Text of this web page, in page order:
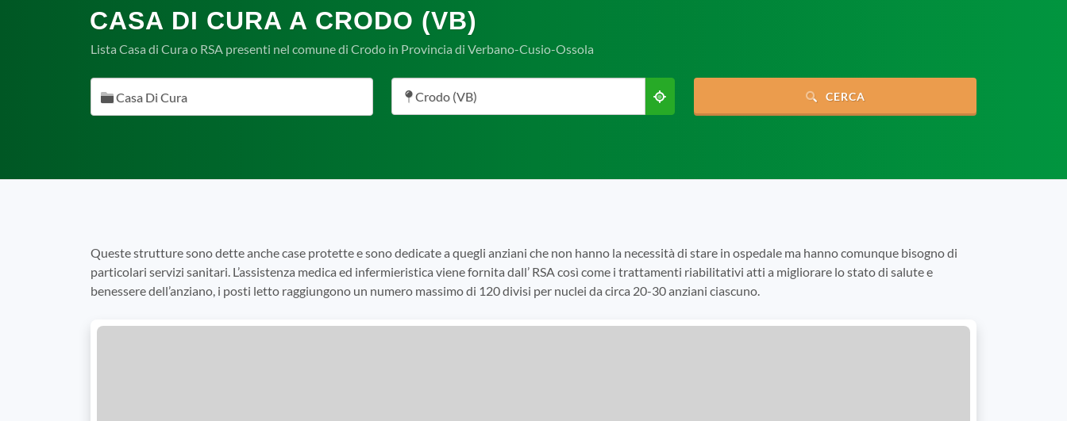
CASA DI CURA A CRODO (VB)
Lista Casa di Cura o RSA presenti nel comune di Crodo in Provincia di Verbano-Cusio-Ossola
Casa Di Cura Crodo (VB) CERCA
Queste strutture sono dette anche case protette e sono dedicate a quegli anziani che non hanno la necessità di stare in ospedale ma hanno comunque bisogno di
particolari servizi sanitari. L’assistenza medica ed infermieristica viene fornita dall’ RSA così come i trattamenti riabilitativi atti a migliorare lo stato di salute e
benessere dell’anziano, i posti letto raggiungono un numero massimo di 120 divisi per nuclei da circa 20-30 anziani ciascuno.